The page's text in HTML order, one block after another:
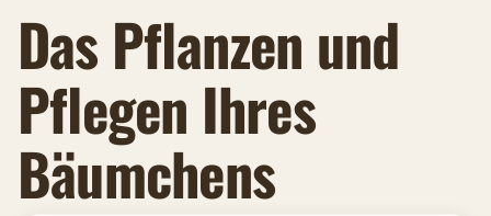
Das Pflanzen und
Pflegen Ihres
Bäumchens